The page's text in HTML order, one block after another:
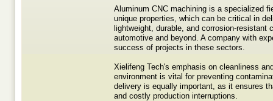
Aluminum CNC machining is a specialized
unique properties, which can be critical in
lightweight, durable, and corrosion-
automotive and beyond. A company with
success of projects in these sectors.
Xielifeng Tech's emphasis on cleanliness
environment is vital for preventing
delivery is equally important, as it ensures
and costly production interruptions.